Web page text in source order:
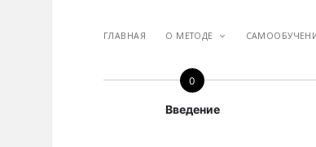
ГЛАВНАЯ О МЕТОДЕ меню
0
Введение